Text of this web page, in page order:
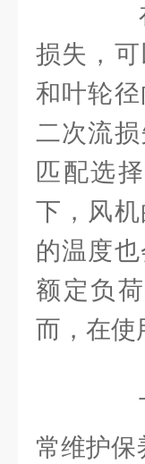
在
损失，
和叶轮
二次流
匹配选
下，风
的温度
额定负
而，在使
下
常维护保